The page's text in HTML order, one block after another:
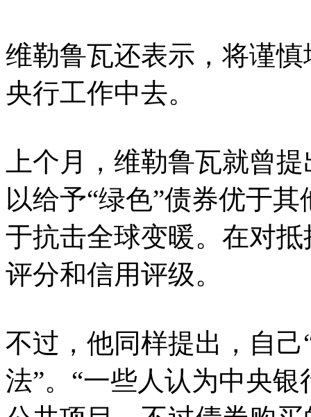
维勒鲁瓦还表示，将谨
央行工作中去。
上个月，维勒鲁瓦就曾
以给予“绿色”债券优于
于抗击全球变暖。在对
评分和信用评级。
不过，他同样提出，自己
法”。“一些人认为中央